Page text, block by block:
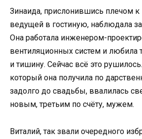
Зинаида, прислонившись плечом к
ведущей в гостиную, наблюдала
Она работала инженером-
вентиляционных систем и любила
и тишину. Сейчас всё это
который она получила по
задолго до свадьбы, ввалилась
новым, третьим по счёту, мужем.
Виталий, так звали очередного